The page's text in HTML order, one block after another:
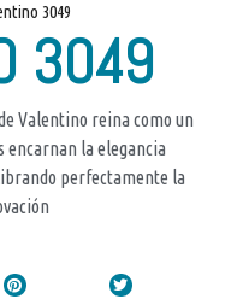
3049
3049
Valentino reina como un
encarnan la elegancia
perfectamente la